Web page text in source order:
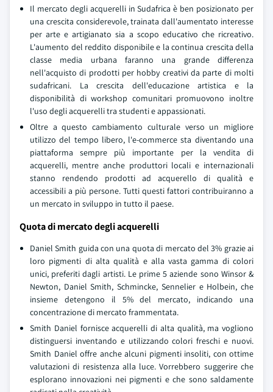
Il mercato degli acquerelli in Sudafrica è ben posizionato per
una crescita considerevole, trainata dall'aumentato interesse
per arte e artigianato sia a scopo educativo che ricreativo.
L'aumento del reddito disponibile e la continua crescita della
classe media urbana faranno una grande differenza
nell'acquisto di prodotti per hobby creativi da parte di molti
sudafricani. La crescita dell'educazione artistica e la
disponibilità di workshop comunitari promuovono inoltre
l'uso degli acquerelli tra studenti e appassionati.
Oltre a questo cambiamento culturale verso un migliore
utilizzo del tempo libero, l'e-commerce sta diventando una
piattaforma sempre più importante per la vendita di
acquerelli, mentre anche produttori locali e internazionali
stanno rendendo prodotti ad acquerello di qualità e
accessibili a più persone. Tutti questi fattori contribuiranno a
un mercato in sviluppo in tutto il paese.
Quota di mercato degli acquerelli
Daniel Smith guida con una quota di mercato del 3% grazie ai
loro pigmenti di alta qualità e alla vasta gamma di colori
unici, preferiti dagli artisti. Le prime 5 aziende sono Winsor &
Newton, Daniel Smith, Schmincke, Sennelier e Holbein, che
insieme detengono il 5% del mercato, indicando una
concentrazione di mercato frammentata.
Smith Daniel fornisce acquerelli di alta qualità, ma vogliono
distinguersi inventando e utilizzando colori freschi e nuovi.
Smith Daniel offre anche alcuni pigmenti insoliti, con ottime
valutazioni di resistenza alla luce. Vorrebbero suggerire che
esplorano innovazioni nei pigmenti e che sono saldamente